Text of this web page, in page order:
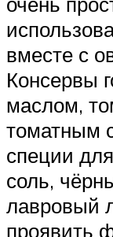
вместе с
Консервы
маслом,
томатным
специи
соль,
лавровый
проявить